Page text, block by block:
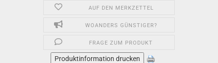
AUF DEN MERKZETTEL
WOANDERS GÜNSTIGER?
FRAGE ZUM PRODUKT
Produktinformation drucken